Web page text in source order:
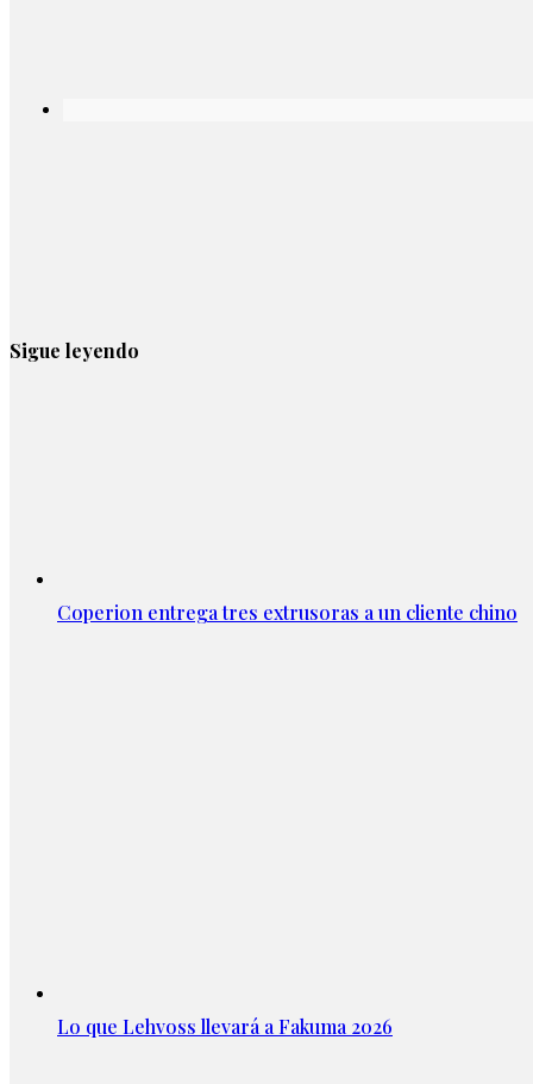
Sigue leyendo
Coperion entrega tres extrusoras a un cliente chino
Lo que Lehvoss llevará a Fakuma 2026